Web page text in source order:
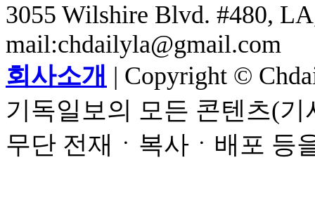
3055 Wilshire Blvd. #480,
mail:chdailyla@gmail.com
회사소개 | Copyright ©
기독일보의 모든 콘텐츠(
무단 전재ㆍ복사ㆍ배포 등